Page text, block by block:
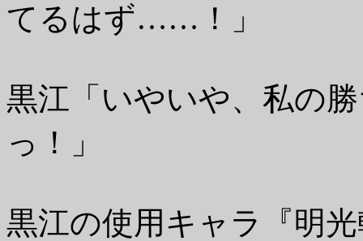
てるはず……！」
黒江「いやいや、私の
っ！」
黒江の使用キャラ『明